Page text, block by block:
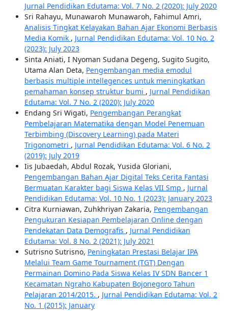
Jurnal Pendidikan Edutama: Vol. 7 No. 2 (2020): July 2020
Sri Rahayu, Munawaroh Munawaroh, Fahimul Amri,
Analisis Tingkat Kelayakan Bahan Ajar Ekonomi Berbasis
Media Komik , Jurnal Pendidikan Edutama: Vol. 10 No. 2
(2023): July 2023
Sinta Aniati, I Nyoman Sudana Degeng, Sugito Sugito,
Utama Alan Deta, Pengembangan media emodul
berbasis multiple intellegences untuk meningkatkan
pemahaman konsep struktur bumi , Jurnal Pendidikan
Edutama: Vol. 7 No. 2 (2020): July 2020
Endang Sri Wigati, Pengembangan Perangkat
Pembelajaran Matematika dengan Model Penemuan
Terbimbing (Discovery Learning) pada Materi
Trigonometri , Jurnal Pendidikan Edutama: Vol. 6 No. 2
(2019): July 2019
Iis Jubaedah, Abdul Rozak, Yusida Gloriani,
Pengembangan Bahan Ajar Digital Teks Cerita Fantasi
Bermuatan Karakter bagi Siswa Kelas VII Smp , Jurnal
Pendidikan Edutama: Vol. 10 No. 1 (2023): January 2023
Citra Kurniawan, Zuhkhriyan Zakaria, Pengembangan
Pengukuran Kesiapan Pembelajaran Online dengan
Pendekatan Data Demografis , Jurnal Pendidikan
Edutama: Vol. 8 No. 2 (2021): July 2021
Sutrisno Sutrisno, Peningkatan Prestasi Belajar IPA
Melalui Team Game Tournament (TGT) Dengan
Permainan Domino Pada Siswa Kelas IV SDN Bancer 1
Kecamatan Ngraho Kabupaten Bojonegoro Tahun
Pelajaran 2014/2015. , Jurnal Pendidikan Edutama: Vol. 2
No. 1 (2015): January